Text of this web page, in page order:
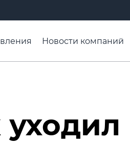
Новости компаний